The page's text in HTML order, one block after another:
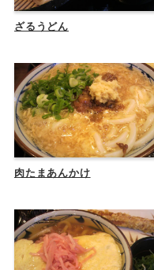
ざるうどん
肉たまあんかけ